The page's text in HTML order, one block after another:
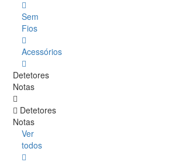
Sem
Fios
Acessórios
Detetores
Notas
Detetores
Notas
Ver
todos